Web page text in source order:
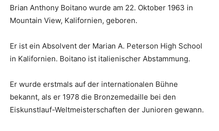
Brian Anthony Boitano wurde am 22. Oktober 1963 in
Mountain View, Kalifornien, geboren.
Er ist ein Absolvent der Marian A. Peterson High School
in Kalifornien. Boitano ist italienischer Abstammung.
Er wurde erstmals auf der internationalen Bühne
bekannt, als er 1978 die Bronzemedaille bei den
Eiskunstlauf-Weltmeisterschaften der Junioren gewann.